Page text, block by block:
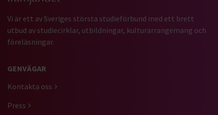
Vi är ett av Sveriges största studieförbund med ett brett
utbud av studiecirklar, utbildningar, kulturarrangemang och
föreläsningar.
GENVÄGAR
Kontakta oss
Press